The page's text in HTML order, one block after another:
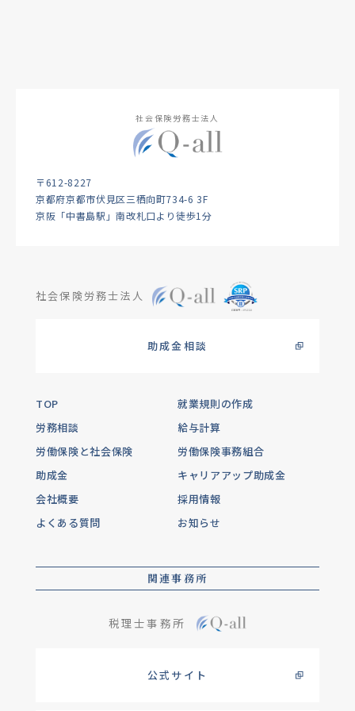
社会保険労務士法人
〒612-8227
京都府京都市伏見区三栖向町734-6 3F
京阪「中書島駅」南改札口より徒歩1分
社会保険労務士法人
助成金相談
TOP
就業規則の作成
労務相談
給与計算
労働保険と社会保険
労働保険事務組合
助成金
キャリアアップ助成金
会社概要
採用情報
よくある質問
お知らせ
関連事務所
税理士事務所
公式サイト